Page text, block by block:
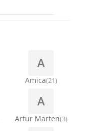
A
Amica(21)
A
Artur Marten(3)